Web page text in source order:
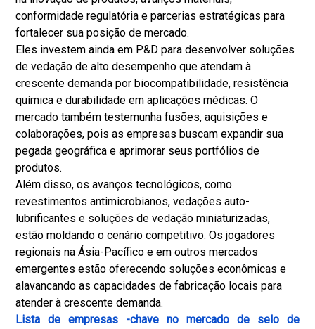
conformidade regulatória e parcerias estratégicas para
fortalecer sua posição de mercado.
Eles investem ainda em P&D para desenvolver soluções
de vedação de alto desempenho que atendam à
crescente demanda por biocompatibilidade, resistência
química e durabilidade em aplicações médicas. O
mercado também testemunha fusões, aquisições e
colaborações, pois as empresas buscam expandir sua
pegada geográfica e aprimorar seus portfólios de
produtos.
Além disso, os avanços tecnológicos, como
revestimentos antimicrobianos, vedações auto-
lubrificantes e soluções de vedação miniaturizadas,
estão moldando o cenário competitivo. Os jogadores
regionais na Ásia-Pacífico e em outros mercados
emergentes estão oferecendo soluções econômicas e
alavancando as capacidades de fabricação locais para
atender à crescente demanda.
Lista de empresas -chave no mercado de selo de